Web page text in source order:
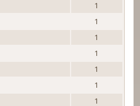
1
1
1
1
1
1
1